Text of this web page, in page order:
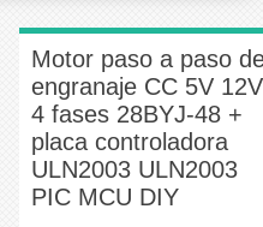
Motor paso a paso
engranaje CC 5V 12V
4 fases 28BYJ-48 +
placa controladora
ULN2003 ULN2003
PIC MCU DIY